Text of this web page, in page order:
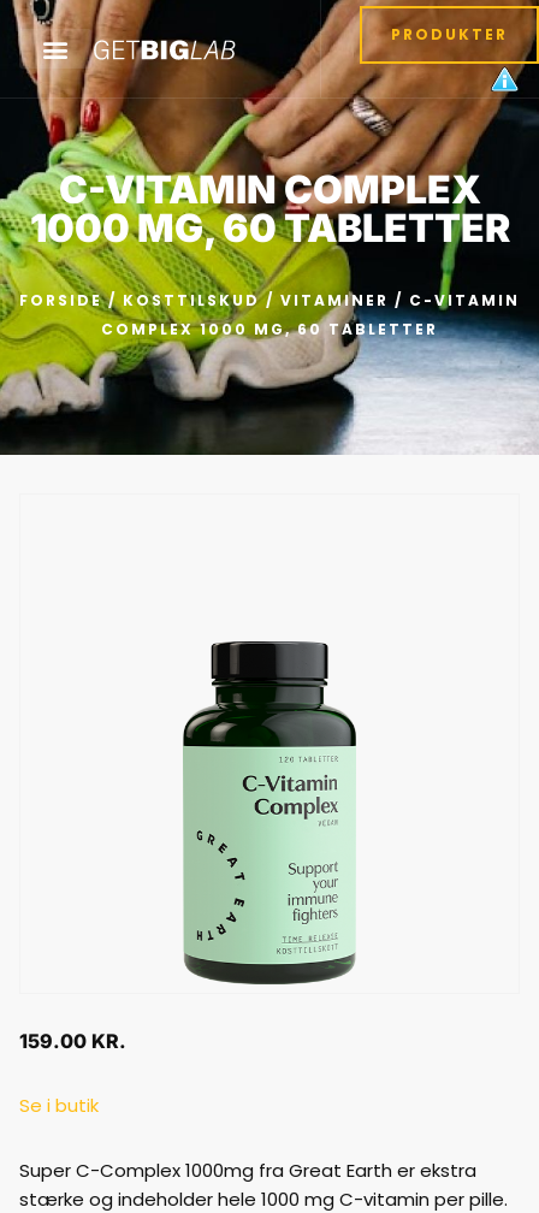
PRODUKTER
C-VITAMIN COMPLEX
1000 MG, 60 TABLETTER
FORSIDE/ KOSTTILSKUD/ VITAMINER / C-VITAMIN
COMPLEX 1000 MG, 60 TABLETTER
159.00 KR.
Se i butik
Super C-Complex 1000mg fra Great Earth er ekstra
stærke og indeholder hele 1000 mg C-vitamin per pille.